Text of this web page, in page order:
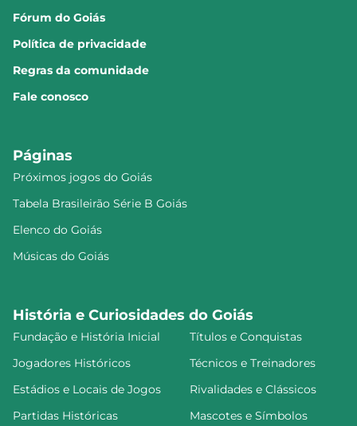
Fórum do Goiás
Política de privacidade
Regras da comunidade
Fale conosco
Páginas
Próximos jogos do Goiás
Tabela Brasileirão Série B Goiás
Elenco do Goiás
Músicas do Goiás
História e Curiosidades do Goiás
Fundação e História Inicial
Títulos e Conquistas
Jogadores Históricos
Técnicos e Treinadores
Estádios e Locais de Jogos
Rivalidades e Clássicos
Partidas Históricas
Mascotes e Símbolos